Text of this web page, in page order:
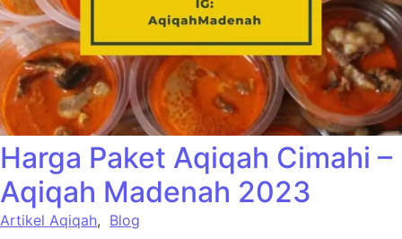
Harga Paket Aqiqah Cimahi –
Aqiqah Madenah 2023
Artikel Aqiqah, Blog